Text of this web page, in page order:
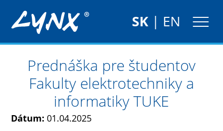
SK| EN
Prednáška pre študentov
Fakulty elektrotechniky a
informatiky TUKE
Dátum: 01.04.2025